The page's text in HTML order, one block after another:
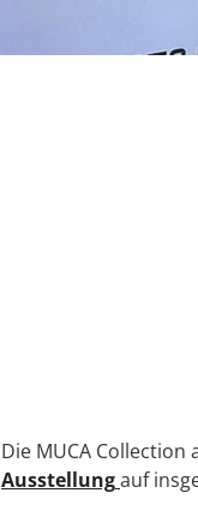
Die MUCA Collection
Ausstellungauf